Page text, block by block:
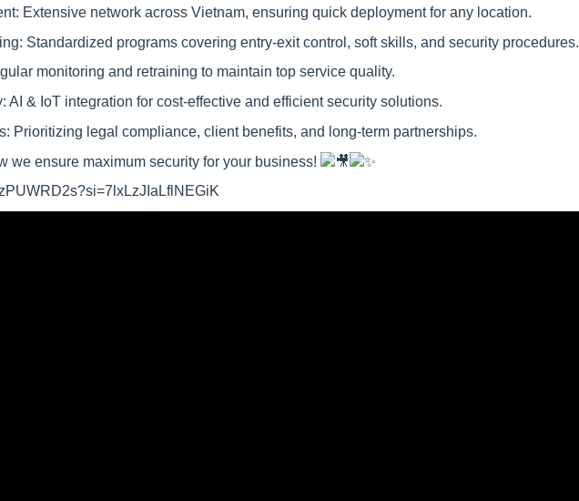
Extensive network across Vietnam, ensuring quick deployment for any location.
Standardized programs covering entry-exit control, soft skills, and security procedures.
monitoring and retraining to maintain top service quality.
AI & IoT integration for cost-effective and efficient security solutions.
Prioritizing legal compliance, client benefits, and long-term partnerships.
we ensure maximum security for your business!